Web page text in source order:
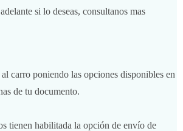
si lo deseas, consultanos mas
carro poniendo las opciones disponibles en
de tu documento.
tienen habilitada la opción de envío de